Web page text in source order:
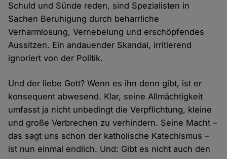
Schuld und Sünde reden, sind Spezialisten in
Sachen Beruhigung durch beharrliche
Verharmlosung, Vernebelung und erschöpfendes
Aussitzen. Ein andauender Skandal, irritierend
ignoriert von der Politik.
Und der liebe Gott? Wenn es ihn denn gibt, ist er
konsequent abwesend. Klar, seine Allmächtigkeit
umfasst ja nicht unbedingt die Verpflichtung, kleine
und große Verbrechen zu verhindern. Seine Macht –
das sagt uns schon der katholische Katechismus –
ist nun einmal endlich. Und: Gibt es nicht auch den